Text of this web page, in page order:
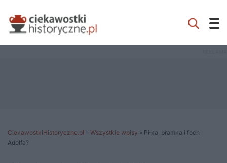
CiekawostkiHistoryczne.pl » Wszystkie wpisy » Piłka, bramka i foch
Adolfa?